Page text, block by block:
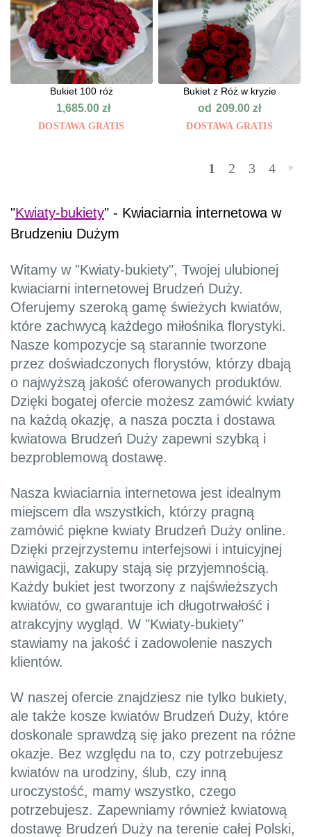
Bukiet 100 róż
1,685.00zł
DOSTAWA GRATIS
Bukiet z Róż w kryzie
od 209.00zł
DOSTAWA GRATIS
1 2 3 4 »
"Kwiaty-bukiety" - Kwiaciarnia internetowa w
Brudzeniu Dużym
Witamy w "Kwiaty-bukiety", Twojej ulubionej
kwiaciarni internetowej Brudzeń Duży.
Oferujemy szeroką gamę świeżych kwiatów,
które zachwycą każdego miłośnika florystyki.
Nasze kompozycje są starannie tworzone
przez doświadczonych florystów, którzy dbają
o najwyższą jakość oferowanych produktów.
Dzięki bogatej ofercie możesz zamówić kwiaty
na każdą okazję, a nasza poczta i dostawa
kwiatowa Brudzeń Duży zapewni szybką i
bezproblemową dostawę.
Nasza kwiaciarnia internetowa jest idealnym
miejscem dla wszystkich, którzy pragną
zamówić piękne kwiaty Brudzeń Duży online.
Dzięki przejrzystemu interfejsowi i intuicyjnej
nawigacji, zakupy stają się przyjemnością.
Każdy bukiet jest tworzony z najświeższych
kwiatów, co gwarantuje ich długotrwałość i
atrakcyjny wygląd. W "Kwiaty-bukiety"
stawiamy na jakość i zadowolenie naszych
klientów.
W naszej ofercie znajdziesz nie tylko bukiety,
ale także kosze kwiatów Brudzeń Duży, które
doskonale sprawdzą się jako prezent na różne
okazje. Bez względu na to, czy potrzebujesz
kwiatów na urodziny, ślub, czy inną
uroczystość, mamy wszystko, czego
potrzebujesz. Zapewniamy również kwiatową
dostawę Brudzeń Duży na terenie całej Polski,